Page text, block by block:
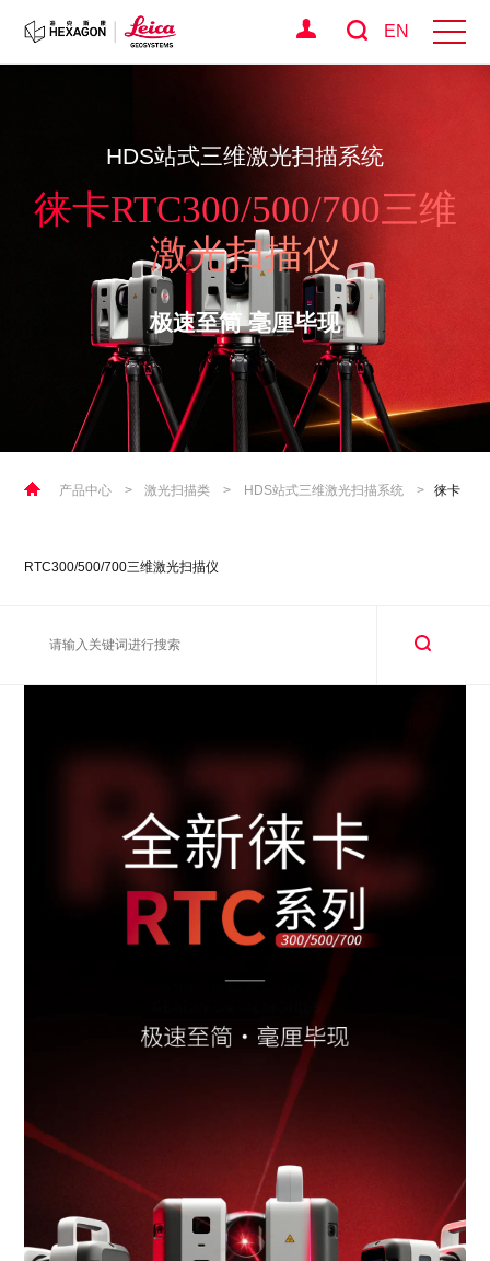
EN
HDS站式三维激光扫描系统
徕卡RTC300/500/700三维
激光扫描仪
极速至简 毫厘毕现
产品中心 > 激光扫描类 > HDS站式三维激光扫描系统 > 徕卡
RTC300/500/700三维激光扫描仪